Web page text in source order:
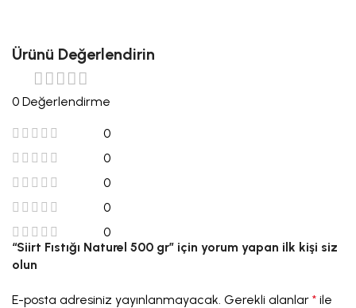
Ürünü Değerlendirin
0 Değerlendirme
0
0
0
0
0
“Siirt Fıstığı Naturel 500 gr” için yorum yapan ilk kişi siz
olun
E-posta adresiniz yayınlanmayacak. Gerekli alanlar* ile